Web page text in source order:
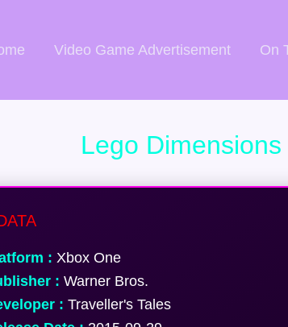
Video Game Advertisement On
Lego Dimensions
: Xbox One
: Warner Bros.
: Traveller's Tales